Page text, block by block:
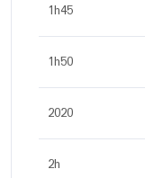
1h45
1h50
2020
2h